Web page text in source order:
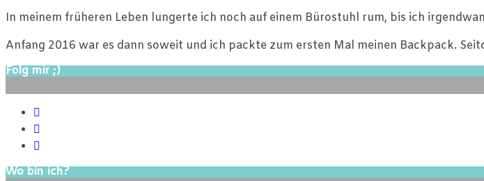
In meinem früheren Leben lungerte ich noch auf einem Bürostuhl rum, bis ich
Anfang 2016 war es dann soweit und ich packte zum ersten Mal meinen Backpack.
Folg mir ;)
Wo bin ich?